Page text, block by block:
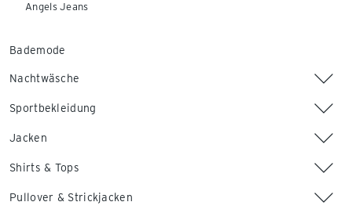
Angels Jeans
Bademode
Nachtwäsche
Sportbekleidung
Jacken
Shirts & Tops
Pullover & Strickjacken